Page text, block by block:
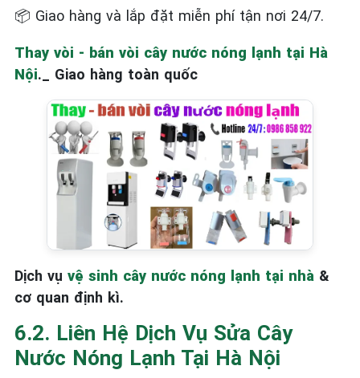
📦 Giao hàng và lắp đặt miễn phí tận nơi 24/7.
Thay vòi - bán vòi cây nước nóng lạnh tại Hà
Nội._ Giao hàng toàn quốc
Dịch vụ vệ sinh cây nước nóng lạnh tại nhà &
cơ quan định kì.
6.2. Liên Hệ Dịch Vụ Sửa Cây
Nước Nóng Lạnh Tại Hà Nội